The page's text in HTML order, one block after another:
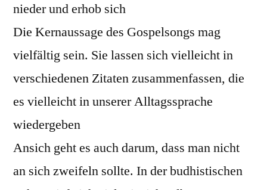
nieder und erhob sich
Die Kernaussage des Gospelsongs mag
vielfältig sein. Sie lassen sich vielleicht in
verschiedenen Zitaten zusammenfassen, die
es vielleicht in unserer Alltagssprache
wiedergeben
Ansich geht es auch darum, dass man nicht
an sich zweifeln sollte. In der budhistischen